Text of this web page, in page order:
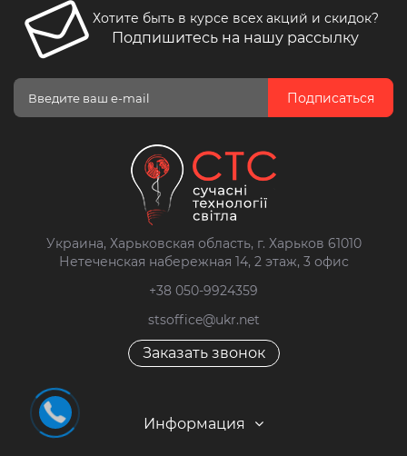
Хотите быть в курсе всех акций и скидок?
Подпишитесь на нашу рассылку
Подписаться
Украина, Харьковская область, г. Харьков 61010
Нетеченская набережная 14, 2 этаж, 3 офис
+38 050-9924359
stsoffice@ukr.net
Заказать звонок
Информация